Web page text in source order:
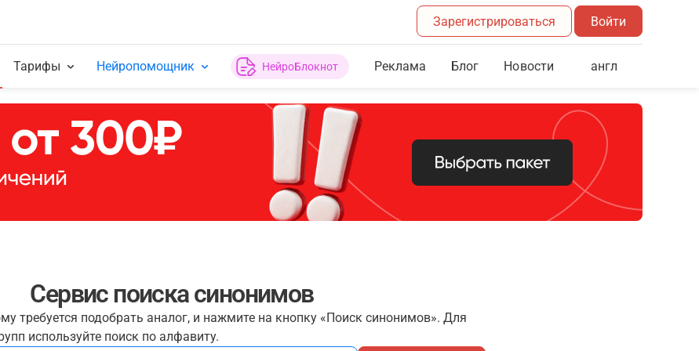
Зарегистрироваться Войти
Тарифы Нейропомощник НейроБлокнот Реклама Блог Новости англ
Сервис поиска синонимов
требуется подобрать аналог, и нажмите на кнопку «Поиск синонимов». Для
используйте поиск по алфавиту.